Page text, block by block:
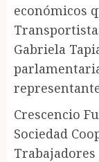
económicos
Gabriela
Crescencio
Sociedad
Trabajadores